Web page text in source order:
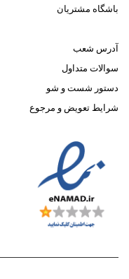
باشگاه مشتریان
آدرس شعب
سوالات متداول
دستور شست و شو
شرایط تعویض و مرجوع